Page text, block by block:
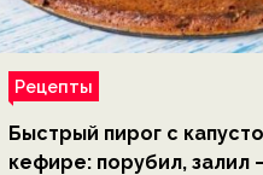
Рецепты
Быстрый пирог с
кефире: порубил, залил